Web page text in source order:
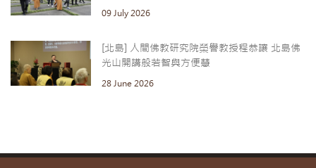
09 July 2026
[北島] 人間佛教研究院榮譽教授程恭讓 北島佛
光山開講般若智與方便慧
28 June 2026